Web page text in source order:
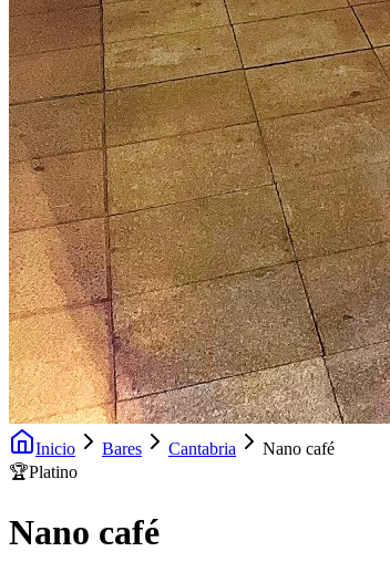
Inicio Bares Cantabria
Nano café
🏆Platino
Nano café